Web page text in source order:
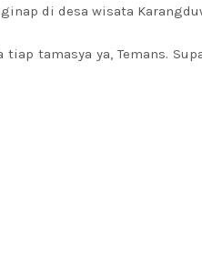
di desa wisata
tamasya ya, Temans.